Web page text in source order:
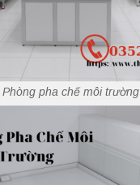
Phòng pha chế môi trường